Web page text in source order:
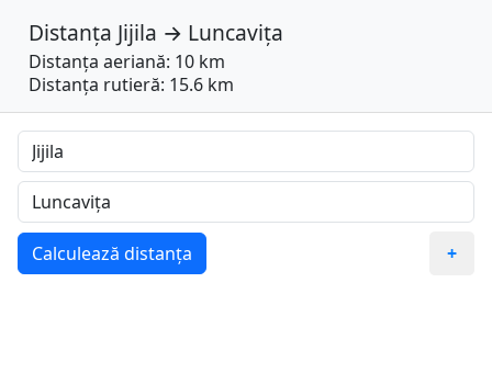
Distanța Jijila → Luncavița
Distanța aeriană: 10 km
Distanța rutieră: 15.6 km
Calculează distanța +